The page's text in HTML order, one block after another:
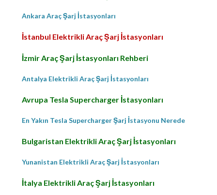
Ankara Araç Şarj İstasyonları
İstanbul Elektrikli Araç Şarj İstasyonları
İzmir Araç Şarj İstasyonları Rehberi
Antalya Elektrikli Araç Şarj İstasyonları
Avrupa Tesla Supercharger İstasyonları
En Yakın Tesla Supercharger Şarj İstasyonu Nerede
Bulgaristan Elektrikli Araç Şarj İstasyonları
Yunanistan Elektrikli Araç Şarj İstasyonları
İtalya Elektrikli Araç Şarj İstasyonları